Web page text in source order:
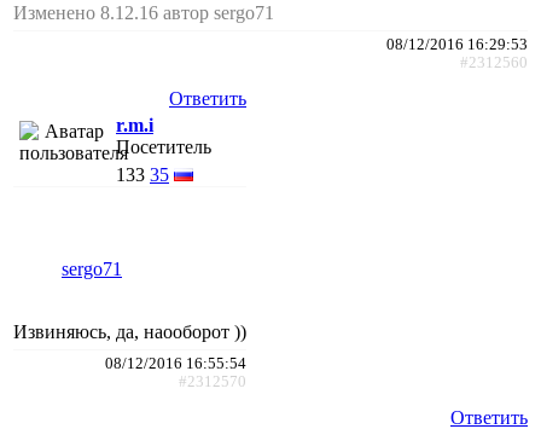
Изменено 8.12.16 автор sergo71
08/12/2016 16:29:53
#2312560
Ответить
r.m.i
Посетитель
133 35
sergo71
Извиняюсь, да, наооборот ))
08/12/2016 16:55:54
#2312570
Ответить